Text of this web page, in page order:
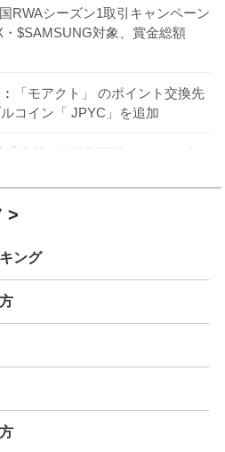
RWAシーズン1取引キャンペーン
・$SAMSUNG対象、賞金総額
「モアクト」 のポイント交換先
コイン「 JPYC」を追加
式会社
信託型円建てステーブル
ング